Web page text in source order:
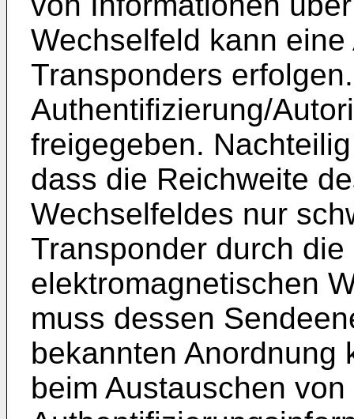
Wechselfeld kann
Transponders
Authentifizierung/
freigegeben.
dass die Reichweite
Wechselfeldes nur
Transponder durch
elektromagnetischen
muss dessen
bekannten Anordnung
beim Austauschen von